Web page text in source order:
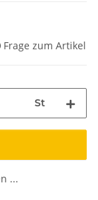
Frage zum Artikel
St
...